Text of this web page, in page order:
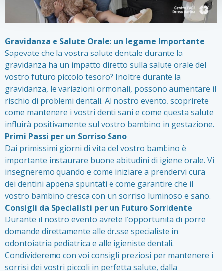
Gravidanza e Salute Orale: un legame Importante
Sapevate che la vostra salute dentale durante la
gravidanza ha un impatto diretto sulla salute orale del
vostro futuro piccolo tesoro? Inoltre durante la
gravidanza, le variazioni ormonali, possono aumentare il
rischio di problemi dentali. Al nostro evento, scoprirete
come mantenere i vostri denti sani e come questa salute
influirà positivamente sul vostro bambino in gestazione.
Primi Passi per un Sorriso Sano
Dai primissimi giorni di vita del vostro bambino è
importante instaurare buone abitudini di igiene orale. Vi
insegneremo quando e come iniziare a prendervi cura
dei dentini appena spuntati e come garantire che il
vostro bambino cresca con un sorriso luminoso e sano.
Consigli da Specialisti per un Futuro Sorridente
Durante il nostro evento avrete l’opportunità di porre
domande direttamente alle dr.sse specialiste in
odontoiatria pediatrica e alle igieniste dentali.
Condivideremo con voi consigli preziosi per mantenere i
sorrisi dei vostri piccoli in perfetta salute, dalla